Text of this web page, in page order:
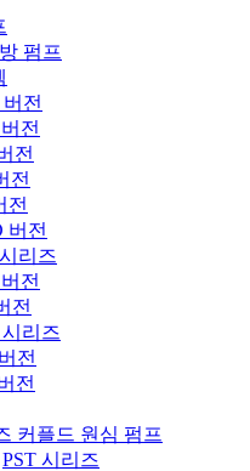
펌프
전
전
전
전
전
버전
리즈
전
전
시리즈
전
전
커플드 원심 펌프
PST 시리즈